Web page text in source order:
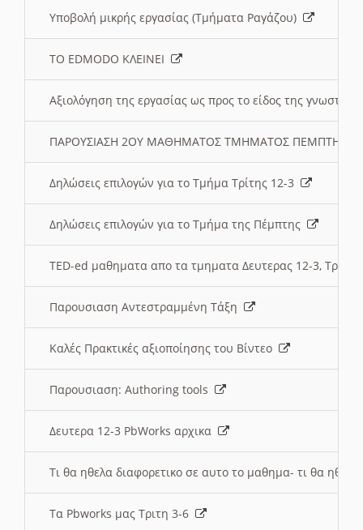
Υποβολή μικρής εργασίας (Τμήματα Ραγάζου)
ΤΟ EDMODO ΚΛΕΙΝΕΙ
Αξιολόγηση της εργασίας ως προς το είδος της
ΠΑΡΟΥΣΙΑΣΗ 2ΟΥ ΜΑΘΗΜΑΤΟΣ ΤΜΗΜΑΤΟΣ
Δηλώσεις επιλογών για το Τμήμα Τρίτης 12-3
Δηλώσεις επιλογών για το Τμήμα της Πέμπτης
TED-ed μαθηματα απο τα τμηματα Δευτερας 12-3,
Παρουσιαση Αντεστραμμένη Τάξη
Καλές Πρακτικές αξιοποίησης του Βίντεο
Παρουσιαση: Authoring tools
Δευτερα 12-3 PbWorks αρχικα
Τι θα ηθελα διαφορετικο σε αυτο το μαθημα- τι θα
Τα Pbworks μας Τριτη 3-6